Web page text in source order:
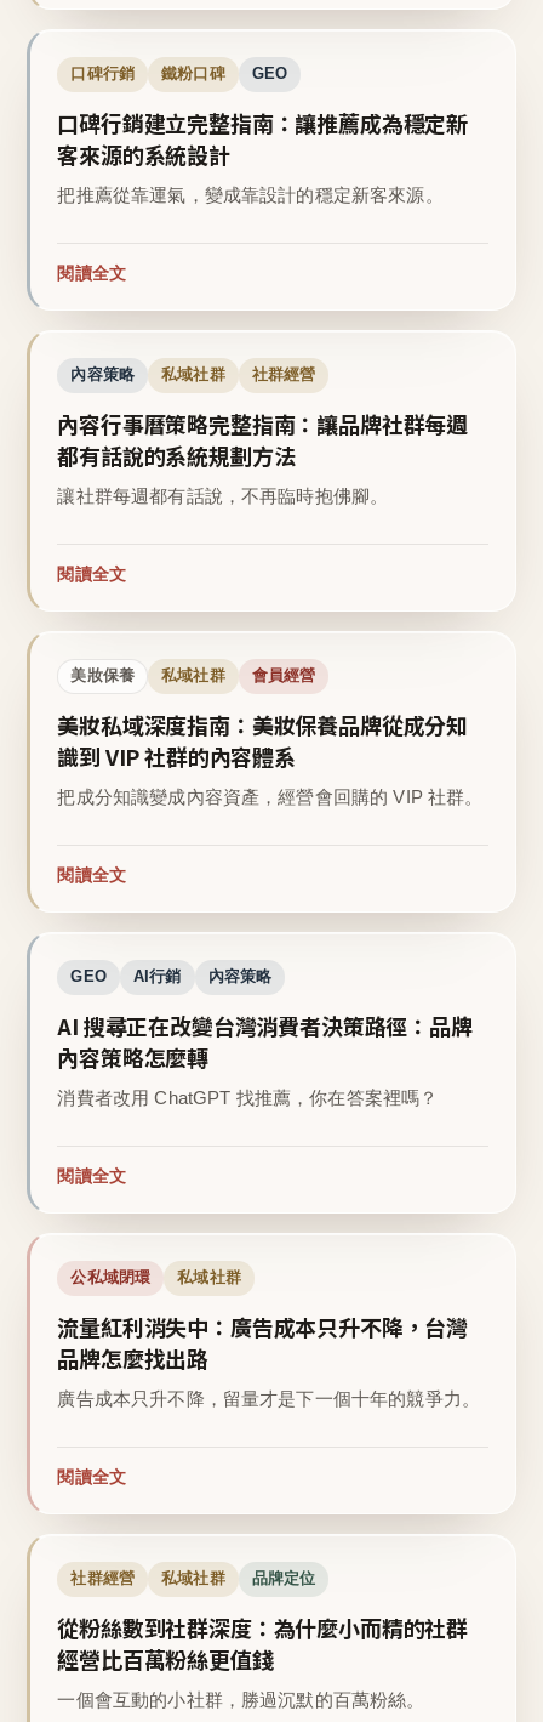
口碑行銷 鐵粉口碑 GEO
口碑行銷建立完整指南：讓推薦成為穩定新
客來源的系統設計
把推薦從靠運氣，變成靠設計的穩定新客來源。
閱讀全文
內容策略 私域社群 社群經營
內容行事曆策略完整指南：讓品牌社群每週
都有話說的系統規劃方法
讓社群每週都有話說，不再臨時抱佛腳。
閱讀全文
美妝保養 私域社群 會員經營
美妝私域深度指南：美妝保養品牌從成分知
識到 VIP 社群的內容體系
把成分知識變成內容資產，經營會回購的 VIP 社群。
閱讀全文
GEO AI行銷 內容策略
AI 搜尋正在改變台灣消費者決策路徑：品牌
內容策略怎麼轉
消費者改用 ChatGPT 找推薦，你在答案裡嗎？
閱讀全文
公私域閉環 私域社群
流量紅利消失中：廣告成本只升不降，台灣
品牌怎麼找出路
廣告成本只升不降，留量才是下一個十年的競爭力。
閱讀全文
社群經營 私域社群 品牌定位
從粉絲數到社群深度：為什麼小而精的社群
經營比百萬粉絲更值錢
一個會互動的小社群，勝過沉默的百萬粉絲。